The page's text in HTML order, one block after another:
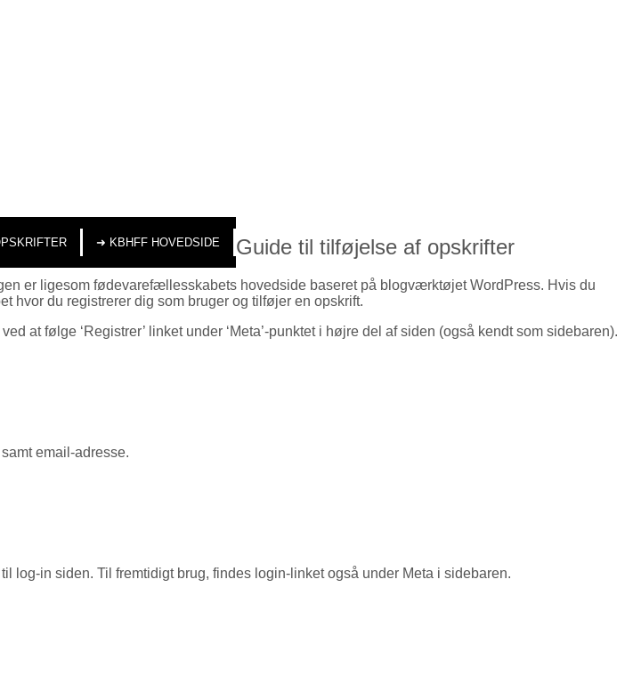
➜ KBHFF HOVEDSIDE Guide til tilføjelse af opskrifter
er ligesom fødevarefællesskabets hovedside baseret på blogværktøjet WordPress. Hvis du
hvor du registrerer dig som bruger og tilføjer en opskrift.
at følge ‘Registrer’ linket under ‘Meta’-punktet i højre del af siden (også kendt som sidebaren).
email-adresse.
log-in siden. Til fremtidigt brug, findes login-linket også under Meta i sidebaren.